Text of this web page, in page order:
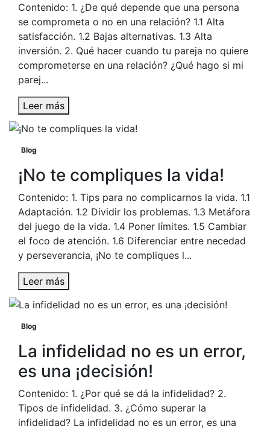
Contenido: 1. ¿De qué depende que una persona
se comprometa o no en una relación? 1.1 Alta
satisfacción. 1.2 Bajas alternativas. 1.3 Alta
inversión. 2. Qué hacer cuando tu pareja no quiere
comprometerse en una relación? ¿Qué hago si mi
parej...
Leer más
Blog
¡No te compliques la vida!
Contenido: 1. Tips para no complicarnos la vida. 1.1
Adaptación. 1.2 Dividir los problemas. 1.3 Metáfora
del juego de la vida. 1.4 Poner límites. 1.5 Cambiar
el foco de atención. 1.6 Diferenciar entre necedad
y perseverancia, ¡No te compliques l...
Leer más
Blog
La infidelidad no es un error,
es una ¡decisión!
Contenido: 1. ¿Por qué se dá la infidelidad? 2.
Tipos de infidelidad. 3. ¿Cómo superar la
infidelidad? La infidelidad no es un error, es una